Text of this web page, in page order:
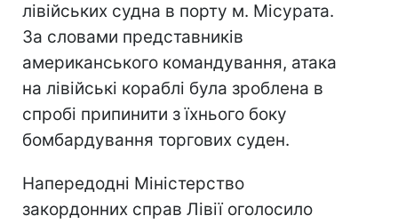
лівійських судна в порту м. Місурата.
За словами представників
американського командування, атака
на лівійські кораблі була зроблена в
спробі припинити з їхнього боку
бомбардування торгових суден.
Напередодні Міністерство
закордонних справ Лівії оголосило